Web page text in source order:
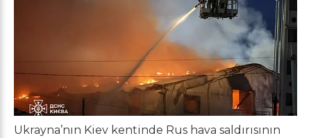
Ukrayna’nın Kiev kentinde Rus hava saldırısının